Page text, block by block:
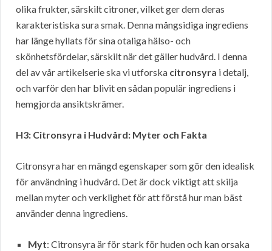
olika frukter, särskilt citroner, vilket ger dem deras
karakteristiska sura smak. Denna mångsidiga ingrediens
har länge hyllats för sina otaliga hälso- och
skönhetsfördelar, särskilt när det gäller hudvård. I denna
del av vår artikelserie ska vi utforska citronsyra i detalj,
och varför den har blivit en sådan populär ingrediens i
hemgjorda ansiktskrämer.
H3: Citronsyra i Hudvård: Myter och Fakta
Citronsyra har en mängd egenskaper som gör den idealisk
för användning i hudvård. Det är dock viktigt att skilja
mellan myter och verklighet för att förstå hur man bäst
använder denna ingrediens.
Myt: Citronsyra är för stark för huden och kan orsaka